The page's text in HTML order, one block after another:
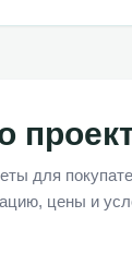
для
цены и